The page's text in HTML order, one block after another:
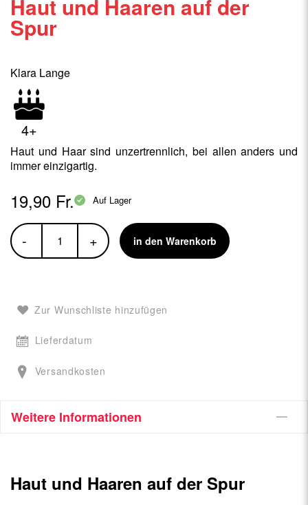
Haut und Haaren auf der
Spur
Klara Lange
4+
Haut und Haar sind unzertrennlich, bei allen anders und
immer einzigartig.
19,90 Fr. Auf Lager
- + in den Warenkorb
Zur Wunschliste hinzufügen
Lieferdatum
Versandkosten
Weitere Informationen
Haut und Haaren auf der Spur